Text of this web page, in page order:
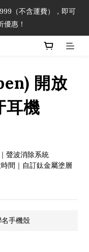
（不含運費），即可
惠！
（不含運費），即可
惠！
車查看更多折扣！
（不含運費），即可
優惠！
開放
耳機
聲波消除系統
間｜自訂鈦金屬塗層
手機殼